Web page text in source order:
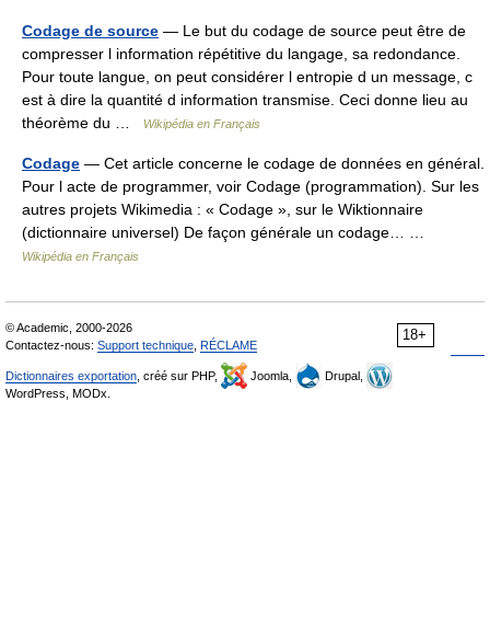
Codage de source — Le but du codage de source peut être de
compresser l information répétitive du langage, sa redondance.
Pour toute langue, on peut considérer l entropie d un message, c
est à dire la quantité d information transmise. Ceci donne lieu au
théorème du …
Wikipédia en Français
Codage — Cet article concerne le codage de données en général.
Pour l acte de programmer, voir Codage (programmation). Sur les
autres projets Wikimedia : « Codage », sur le Wiktionnaire
(dictionnaire universel) De façon générale un codage… …
Wikipédia en Français
18+
© Academic, 2000-2026
Contactez-nous: Support technique RÉCLAME
Dictionnaires exportation , créé sur PHP, Joomla,
Drupal,
WordPress, MODx.